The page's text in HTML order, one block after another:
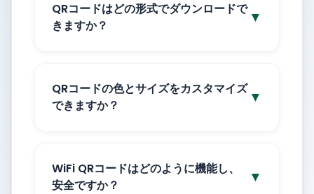
QRコードはどの形式でダウンロードで
きますか？
▼
QRコードの色とサイズをカスタマイズ
できますか？
▼
WiFi QRコードはどのように機能し、
安全ですか？
▼